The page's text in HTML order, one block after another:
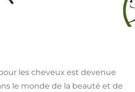
les cheveux est devenue
le monde de la beauté et de